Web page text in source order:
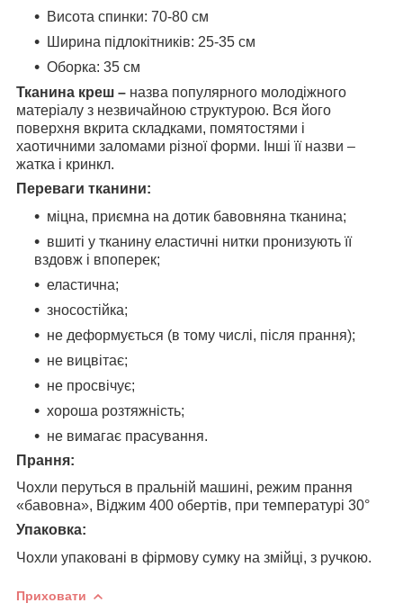
Висота спинки: 70-80 см
Ширина підлокітників: 25-35 см
Оборка: 35 см
Тканина креш – назва популярного молодіжного
матеріалу з незвичайною структурою. Вся його
поверхня вкрита складками, помятостями і
хаотичними заломами різної форми. Інші її назви –
жатка і кринкл.
Переваги тканини:
міцна, приємна на дотик бавовняна тканина;
вшиті у тканину еластичні нитки пронизують її
вздовж і впоперек;
еластична;
зносостійка;
не деформується (в тому числі, після прання);
не вицвітає;
не просвічує;
хороша розтяжність;
не вимагає прасування.
Прання:
Чохли перуться в пральній машині, режим прання
«бавовна», Віджим 400 обертів, при температурі 30°
Упаковка:
Чохли упаковані в фірмову сумку на змійці, з ручкою.
Приховати